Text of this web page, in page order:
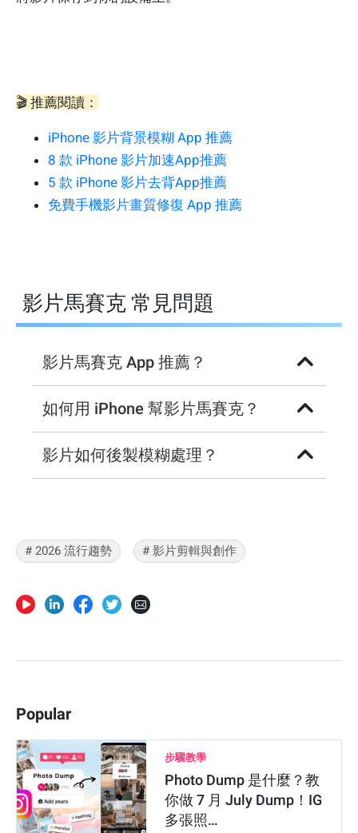
🎬 推薦閱讀：
iPhone 影片背景模糊 App 推薦
8 款 iPhone 影片加速App推薦
5 款 iPhone 影片去背App推薦
免費手機影片畫質修復 App 推薦
影片馬賽克 常見問題
影片馬賽克 App 推薦？
如何用 iPhone 幫影片馬賽克？
影片如何後製模糊處理？
# 2026 流行趨勢 # 影片剪輯與創作
Popular
步驟教學
Photo Dump 是什麼？教
你做 7 月 July Dump！IG
多張照…